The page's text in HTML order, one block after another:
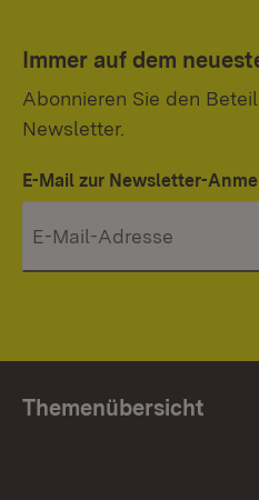
Immer auf dem
Abonnieren Sie den
Newsletter.
E-Mail zur Newsletter-
Themenübersicht